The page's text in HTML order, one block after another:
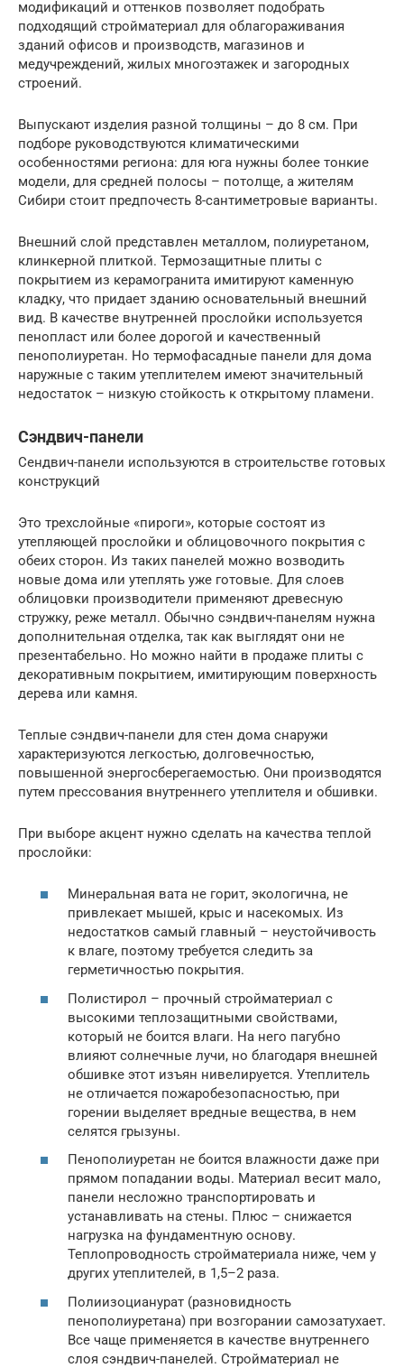
модификаций и оттенков позволяет подобрать
подходящий стройматериал для облагораживания
зданий офисов и производств, магазинов и
медучреждений, жилых многоэтажек и загородных
строений.
Выпускают изделия разной толщины – до 8 см. При
подборе руководствуются климатическими
особенностями региона: для юга нужны более тонкие
модели, для средней полосы – потолще, а жителям
Сибири стоит предпочесть 8-сантиметровые варианты.
Внешний слой представлен металлом, полиуретаном,
клинкерной плиткой. Термозащитные плиты с
покрытием из керамогранита имитируют каменную
кладку, что придает зданию основательный внешний
вид. В качестве внутренней прослойки используется
пенопласт или более дорогой и качественный
пенополиуретан. Но термофасадные панели для дома
наружные с таким утеплителем имеют значительный
недостаток – низкую стойкость к открытому пламени.
Сэндвич-панели
Сендвич-панели используются в строительстве готовых
конструкций
Это трехслойные «пироги», которые состоят из
утепляющей прослойки и облицовочного покрытия с
обеих сторон. Из таких панелей можно возводить
новые дома или утеплять уже готовые. Для слоев
облицовки производители применяют древесную
стружку, реже металл. Обычно сэндвич-панелям нужна
дополнительная отделка, так как выглядят они не
презентабельно. Но можно найти в продаже плиты с
декоративным покрытием, имитирующим поверхность
дерева или камня.
Теплые сэндвич-панели для стен дома снаружи
характеризуются легкостью, долговечностью,
повышенной энергосберегаемостью. Они производятся
путем прессования внутреннего утеплителя и обшивки.
При выборе акцент нужно сделать на качества теплой
прослойки:
Минеральная вата не горит, экологична, не
привлекает мышей, крыс и насекомых. Из
недостатков самый главный – неустойчивость
к влаге, поэтому требуется следить за
герметичностью покрытия.
Полистирол – прочный стройматериал с
высокими теплозащитными свойствами,
который не боится влаги. На него пагубно
влияют солнечные лучи, но благодаря внешней
обшивке этот изъян нивелируется. Утеплитель
не отличается пожаробезопасностью, при
горении выделяет вредные вещества, в нем
селятся грызуны.
Пенополиуретан не боится влажности даже при
прямом попадании воды. Материал весит мало,
панели несложно транспортировать и
устанавливать на стены. Плюс – снижается
нагрузка на фундаментную основу.
Теплопроводность стройматериала ниже, чем у
других утеплителей, в 1,5–2 раза.
Полиизоцианурат (разновидность
пенополиуретана) при возгорании самозатухает.
Все чаще применяется в качестве внутреннего
слоя сэндвич-панелей. Стройматериал не